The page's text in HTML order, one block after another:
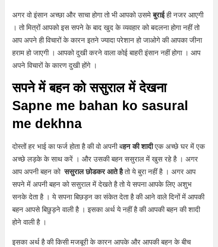
अगर वो इंसान अच्छा और साचा होगा तो भी आपको उसमेबुराईही नजर आएगी
। तो मित्रों आपको इस सपने के बाद खुद के व्यवहार को बदलना होगा नहीं तो
आप अपने ही विचारों के कारन इतने ज्यादा परेशान हो जाओगे की आपका जीना
हराम हो जाएगी । आपको दुखी करने वाला कोई बाहरी इंसान नहीं होगा । आप
अपने विचारों के कारण दुखी होंगे ।
सपने में बहन को ससुराल में देखना
Sapne me bahan ko sasural
me dekhna
दोस्तों हर भाई का फर्ज होता है की वो अपनी बहन की शादीएक अच्छे घर में एक
अच्छे लड़के के साथ करें । और उसकी बहन ससुराल में खुस रहे है । अगर
आप अपनी बहन को ससुराल छोडकर आते हैतो ये बुरा नहीं है । अगर आप
सपने में अपनी बहन को ससुराल में देखते है तो ये सपना आपके लिए अशुभ
सनके देता है । ये सपना बिछड़न का संकेत देता है की आने वाले दिनों में आपकी
बहन आपसे बिछुड़ने वाली है । इसका अर्थ ये नहीं है की आपकी बहन की शादी
होने वाली है ।
इसका अर्थ है की किसी मजबूरी के कारन आपके और आपकी बहन के बीच